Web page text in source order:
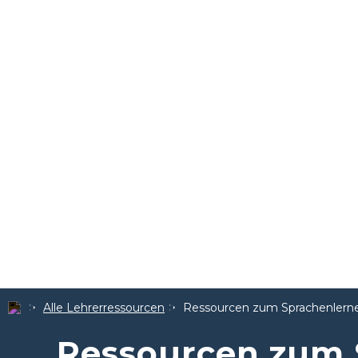
Alle Lehrerressourcen Ressourcen zum